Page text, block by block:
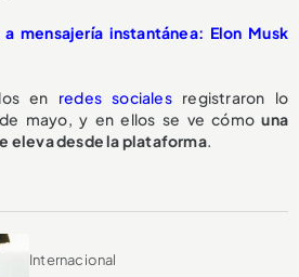
a mensajería instantánea: Elon Musk
en redes socialesregistraron lo
mayo, y en ellos se ve cómouna
eleva desde la plataforma.
Internacional